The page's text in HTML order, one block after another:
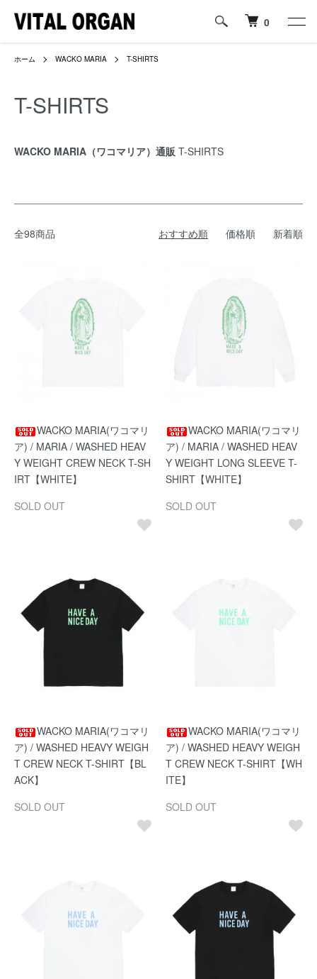
0
ホーム WACKO MARIA T-SHIRTS
T-SHIRTS
WACKO MARIA（ワコマリア）通販 T-SHIRTS
全98商品 おすすめ順 価格順 新着順
WACKO MARIA(ワコマリ
ア) / MARIA / WASHED HEAV
Y WEIGHT CREW NECK T-SH
IRT【WHITE】
SOLD OUT
WACKO MARIA(ワコマリ
ア) / MARIA / WASHED HEAV
Y WEIGHT LONG SLEEVE T-
SHIRT【WHITE】
SOLD OUT
WACKO MARIA(ワコマリ
ア) / WASHED HEAVY WEIGH
T CREW NECK T-SHIRT【BL
ACK】
SOLD OUT
WACKO MARIA(ワコマリ
ア) / WASHED HEAVY WEIGH
T CREW NECK T-SHIRT【WH
ITE】
SOLD OUT